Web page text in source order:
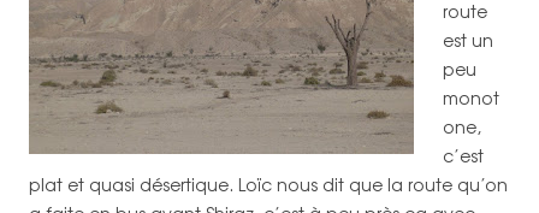
route
est un
peu
monot
one,
c’est
plat et quasi désertique. Loïc nous dit que la route qu’on